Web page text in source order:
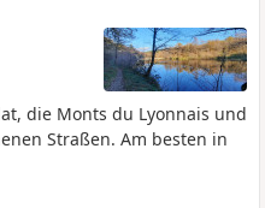
die Monts du Lyonnais und
Straßen. Am besten in